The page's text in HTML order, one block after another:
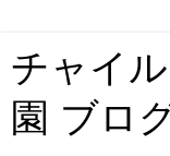
チャイ
園 ブロ